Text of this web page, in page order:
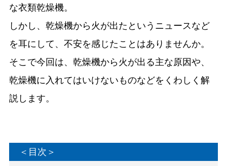
な衣類乾燥機。
しかし、乾燥機から火が出たというニュースなど
を耳にして、不安を感じたことはありませんか。
そこで今回は、乾燥機から火が出る主な原因や、
乾燥機に入れてはいけないものなどをくわしく解
説します。
＜目次＞